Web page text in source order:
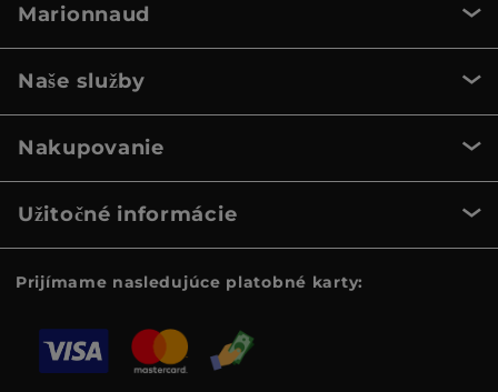
Marionnaud
Naše služby
Nakupovanie
Užitočné informácie
Prijímame nasledujúce platobné karty: